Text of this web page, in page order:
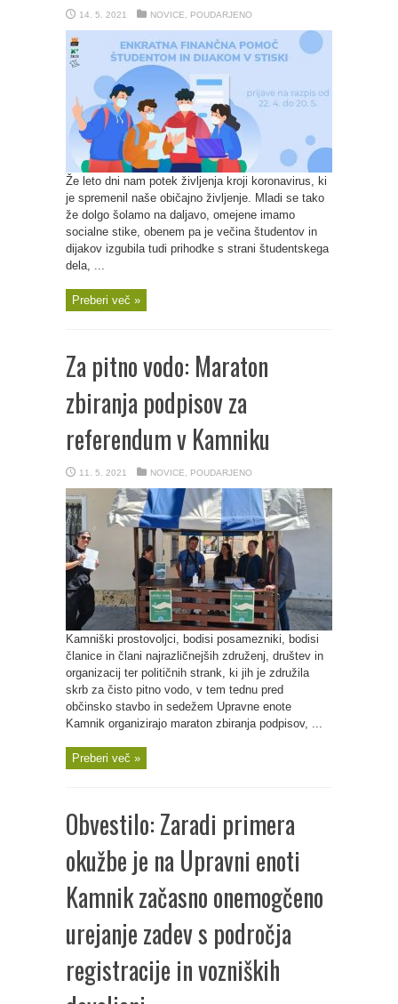
14. 5. 2021 NOVICE POUDARJENO
Že leto dni nam potek življenja kroji koronavirus, ki
je spremenil naše običajno življenje. Mladi se tako
že dolgo šolamo na daljavo, omejene imamo
socialne stike, obenem pa je večina študentov in
dijakov izgubila tudi prihodke s strani študentskega
dela, ...
Preberi več »
Za pitno vodo: Maraton
zbiranja podpisov za
referendum v Kamniku
11. 5. 2021 NOVICE POUDARJENO
Kamniški prostovoljci, bodisi posamezniki, bodisi
članice in člani najrazličnejših združenj, društev in
organizacij ter političnih strank, ki jih je združila
skrb za čisto pitno vodo, v tem tednu pred
občinsko stavbo in sedežem Upravne enote
Kamnik organizirajo maraton zbiranja podpisov, ...
Preberi več »
Obvestilo: Zaradi primera
okužbe je na Upravni enoti
Kamnik začasno onemogčeno
urejanje zadev s področja
registracije in vozniških